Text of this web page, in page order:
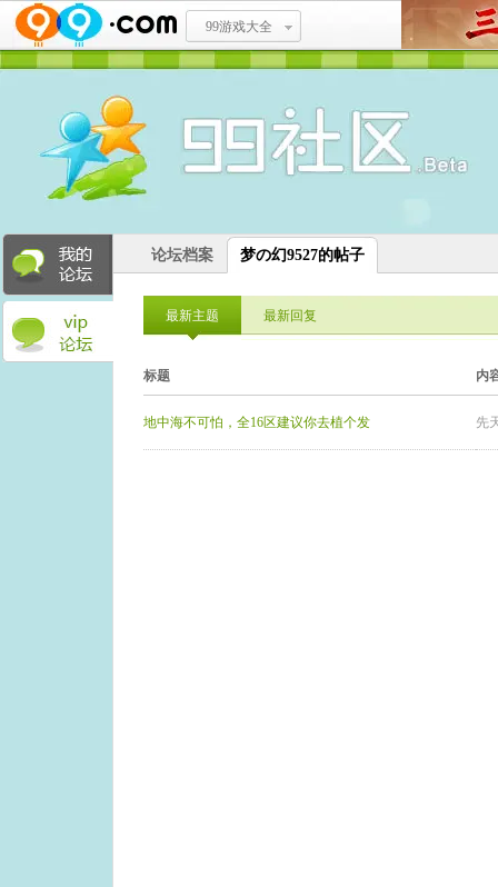
99游戏大全
论坛档案 梦の幻9527的帖子
最新主题 最新回复
标题 内
地中海不可怕，全16区建议你去植个发 先